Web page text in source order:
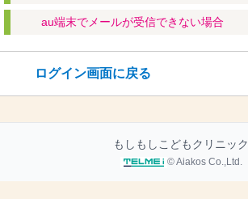
au端末でメールが受信できない場合
ログイン画面に戻る
もしもしこどもクリニック
© Aiakos Co.,Ltd.